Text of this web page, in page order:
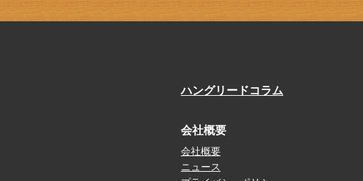
ハングリードコラム
会社概要
会社概要
ニュース